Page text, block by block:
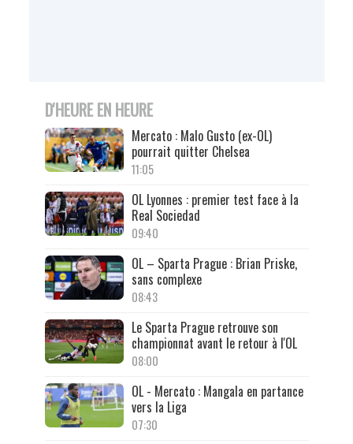
D'HEURE EN HEURE
Mercato : Malo Gusto (ex-OL)
pourrait quitter Chelsea
11:05
OL Lyonnes : premier test face à la
Real Sociedad
09:40
OL – Sparta Prague : Brian Priske,
sans complexe
08:43
Le Sparta Prague retrouve son
championnat avant le retour à l'OL
08:00
OL - Mercato : Mangala en partance
vers la Liga
07:30